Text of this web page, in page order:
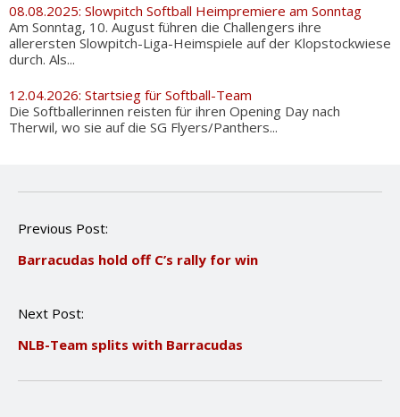
08.08.2025: Slowpitch Softball Heimpremiere am Sonntag
Am Sonntag, 10. August führen die Challengers ihre
allerersten Slowpitch-Liga-Heimspiele auf der Klopstockwiese
durch. Als...
12.04.2026: Startsieg für Softball-Team
Die Softballerinnen reisten für ihren Opening Day nach
Therwil, wo sie auf die SG Flyers/Panthers...
P
s
a
i
Previous Post:
Barracudas hold off C’s rally for win
Next Post:
NLB-Team splits with Barracudas